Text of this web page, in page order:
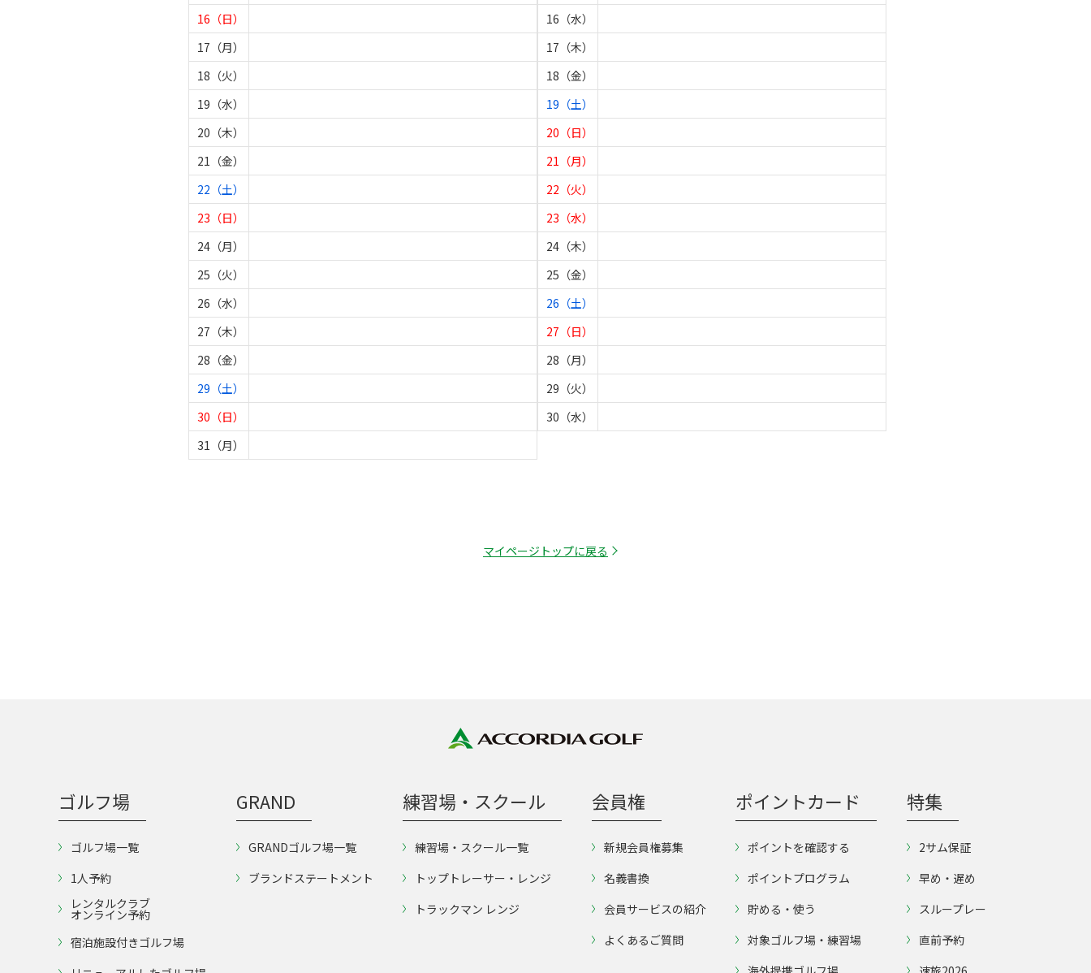
16（日）
17（月）
18（火）
19（水）
20（木）
21（金）
22（土）
23（日）
24（月）
25（火）
26（水）
27（木）
28（金）
29（土）
30（日）
31（月）
16（水）
17（木）
18（金）
19（土）
20（日）
21（月）
22（火）
23（水）
24（木）
25（金）
26（土）
27（日）
28（月）
29（火）
30（水）
マイページトップに戻る
ゴルフ場
ゴルフ場一覧
1人予約
レンタルクラブ
オンライン予約
宿泊施設付きゴルフ場
GRAND
GRANDゴルフ場一覧
ブランドステートメント
練習場・スクール
練習場・スクール一覧
トップトレーサー・レンジ
トラックマン レンジ
会員権
新規会員権募集
名義書換
会員サービスの紹介
よくあるご質問
ポイントカード
ポイントを確認する
ポイントプログラム
貯める・使う
対象ゴルフ場・練習場
特集
2サム保証
早め・遅め
スループレー
直前予約